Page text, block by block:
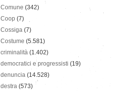
Comune (342)
Coop (7)
Cossiga (7)
Costume (5.581)
criminalità (1.402)
democratici e progressisti (19)
denuncia (14.528)
destra (573)